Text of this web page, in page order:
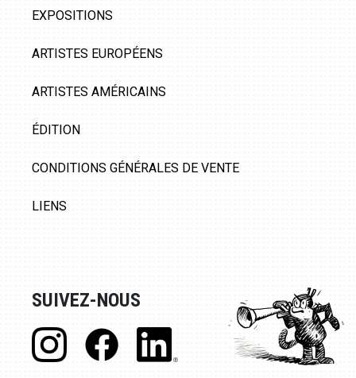
EXPOSITIONS
ARTISTES EUROPÉENS
ARTISTES AMÉRICAINS
ÉDITION
CONDITIONS GÉNÉRALES DE VENTE
LIENS
SUIVEZ-NOUS